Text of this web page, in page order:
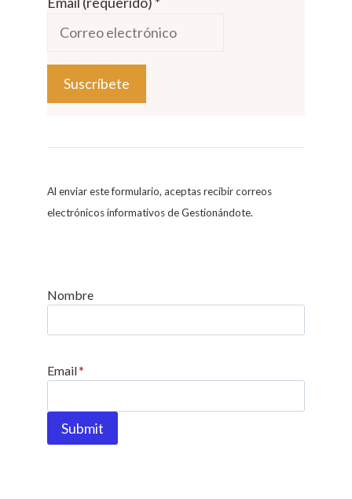
o
s
t
C
n
a
U
Al enviar este formulario, aceptas recibir correos
electrónicos informativos de Gestionándote.
Nombre
Email*
Submit